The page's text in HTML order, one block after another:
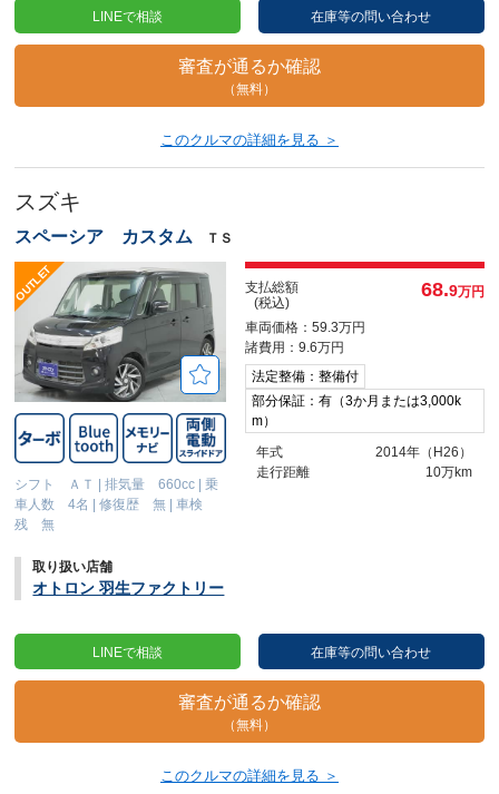
LINEで相談 在庫等の問い合わせ
審査が通るか確認
（無料）
このクルマの詳細を見る ＞
スズキ
スペーシア カスタム ＴＳ
シフト ＡＴ |排気量 660cc |乗
車人数 4名 |修復歴 無 |車検
残 無
支払総額
(税込)
68.9万円
車両価格：59.3万円
諸費用：9.6万円
法定整備：整備付
部分保証：有（3か月または3,000k
m）
年式
2014年（H26）
走行距離
10万km
取り扱い店舗
オトロン 羽生ファクトリー
LINEで相談 在庫等の問い合わせ
審査が通るか確認
（無料）
このクルマの詳細を見る ＞